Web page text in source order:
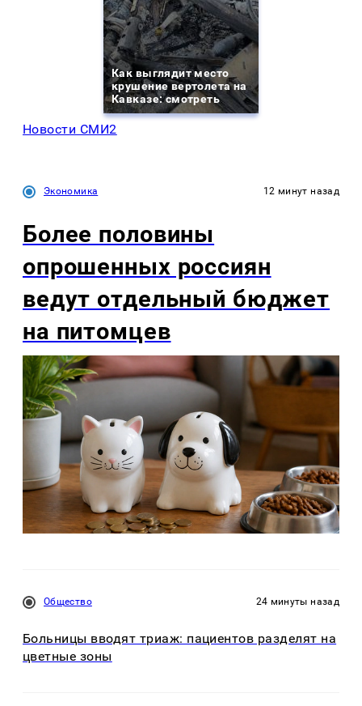
Как выглядит место
крушение вертолета на
Кавказе: смотреть
Новости СМИ2
Экономика 12 минут назад
Более половины
опрошенных россиян
ведут отдельный бюджет
на питомцев
Общество 24 минуты назад
Больницы вводят триаж: пациентов разделят на
цветные зоны